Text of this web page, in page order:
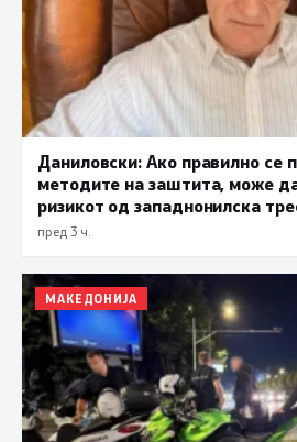
Даниловски: Ако правилно се
методите на заштита, може
ризикот од западнонилска
пред 3 ч.
МАКЕДОНИЈА